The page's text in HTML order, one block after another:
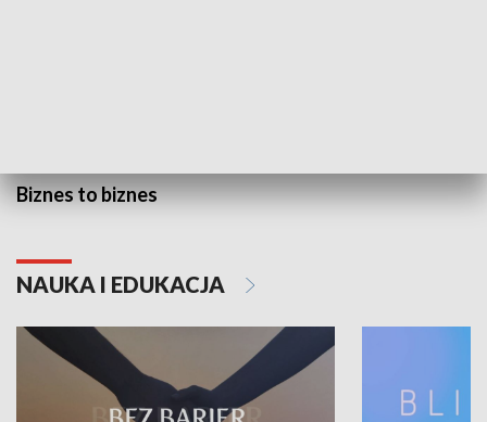
Biznes to biznes
NAUKA I EDUKACJA